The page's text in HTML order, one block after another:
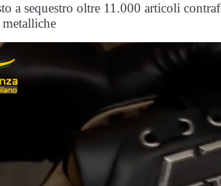
a sequestro oltre 11.000 articoli